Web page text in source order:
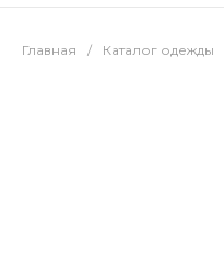
Главная / Каталог одежды